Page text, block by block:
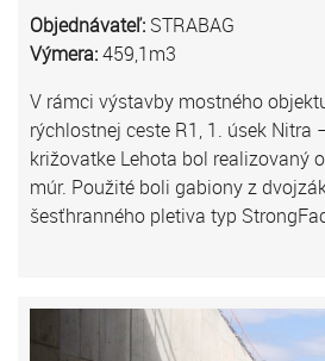
Objednávateľ: STRABAG
Výmera:459,1m3
V rámci výstavby mostného
rýchlostnej ceste R1, 1. úsek Nitra
križovatke Lehota bol realizovaný
múr. Použité boli gabiony z
šesťhranného pletiva typ